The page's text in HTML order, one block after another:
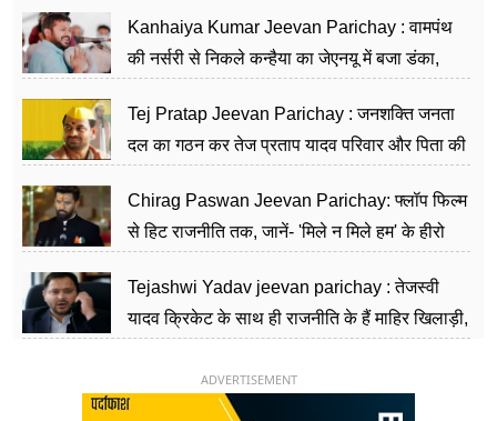
Kanhaiya Kumar Jeevan Parichay : वामपंथ
की नर्सरी से निकले कन्हैया का जेएनयू में बजा डंका,
Tej Pratap Jeevan Parichay : जनशक्ति जनता
दल का गठन कर तेज प्रताप यादव परिवार और पिता की
Chirag Paswan Jeevan Parichay: फ्लॉप फिल्म
से हिट राजनीति तक, जानें- 'मिले न मिले हम' के हीरो
Tejashwi Yadav jeevan parichay : तेजस्वी
यादव क्रिकेट के साथ ही राजनीति के हैं माहिर खिलाड़ी,
ADVERTISEMENT